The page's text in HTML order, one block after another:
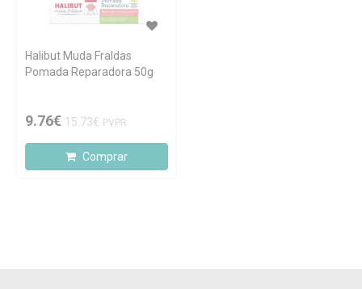
Halibut Muda Fraldas
Pomada Reparadora 50g
9.76€ 15.73€ PVPR
Comprar